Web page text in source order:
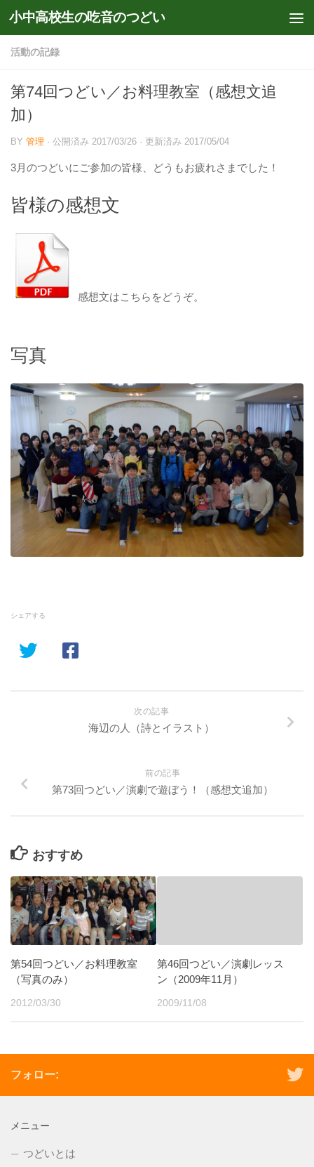
コンテンツへスキップ
小中高校生の吃音のつどい
活動の記録
第74回つどい／お料理教室（感想文追
加）
BY 管理 · 公開済み 2017/03/26 · 更新済み 2017/05/04
3月のつどいにご参加の皆様、どうもお疲れさまでした！
皆様の感想文
感想文はこちらをどうぞ。
写真
シェアする
次の記事
海辺の人（詩とイラスト）
前の記事
第73回つどい／演劇で遊ぼう！（感想文追加）
おすすめ
第54回つどい／お料理教室
（写真のみ）
2012/03/30
第46回つどい／演劇レッス
ン（2009年11月）
2009/11/08
フォロー:
メニュー
つどいとは